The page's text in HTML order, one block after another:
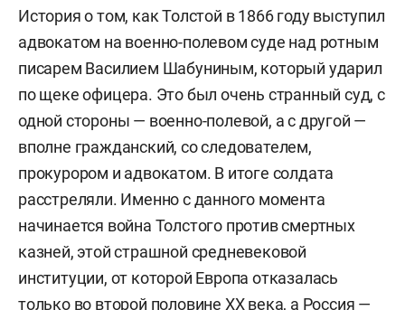
История о том, как Толстой в 1866 году выступил
адвокатом на военно-полевом суде над ротным
писарем Василием Шабуниным, который ударил
по щеке офицера. Это был очень странный суд, с
одной стороны — военно-полевой, а с другой —
вполне гражданский, со следователем,
прокурором и адвокатом. В итоге солдата
расстреляли. Именно с данного момента
начинается война Толстого против смертных
казней, этой страшной средневековой
институции, от которой Европа отказалась
только во второй половине ХХ века, а Россия —